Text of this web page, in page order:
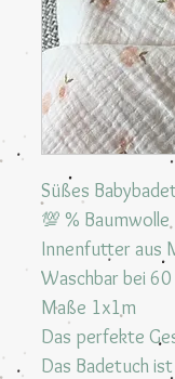
Süßes
💯 % Baumwolle
Innenfutter aus
Waschbar bei 60
Maße 1x1m
Das perfekte
Das Badetuch